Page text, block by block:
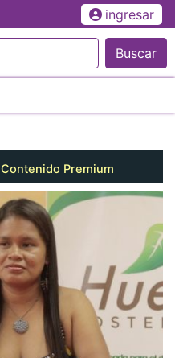
ingresar
Buscar
Contenido Premium